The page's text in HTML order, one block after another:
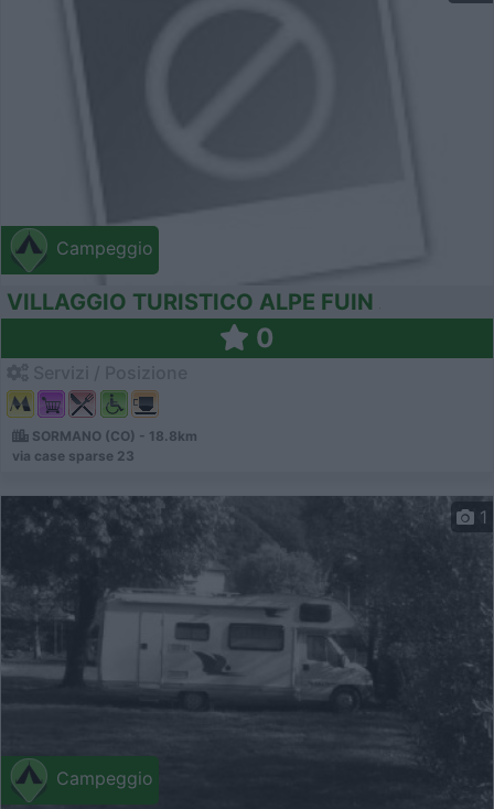
Campeggio
VILLAGGIO TURISTICO ALPE FUIN
0
SORMANO (CO) - 18.8km
via case sparse 23
Campeggio
1